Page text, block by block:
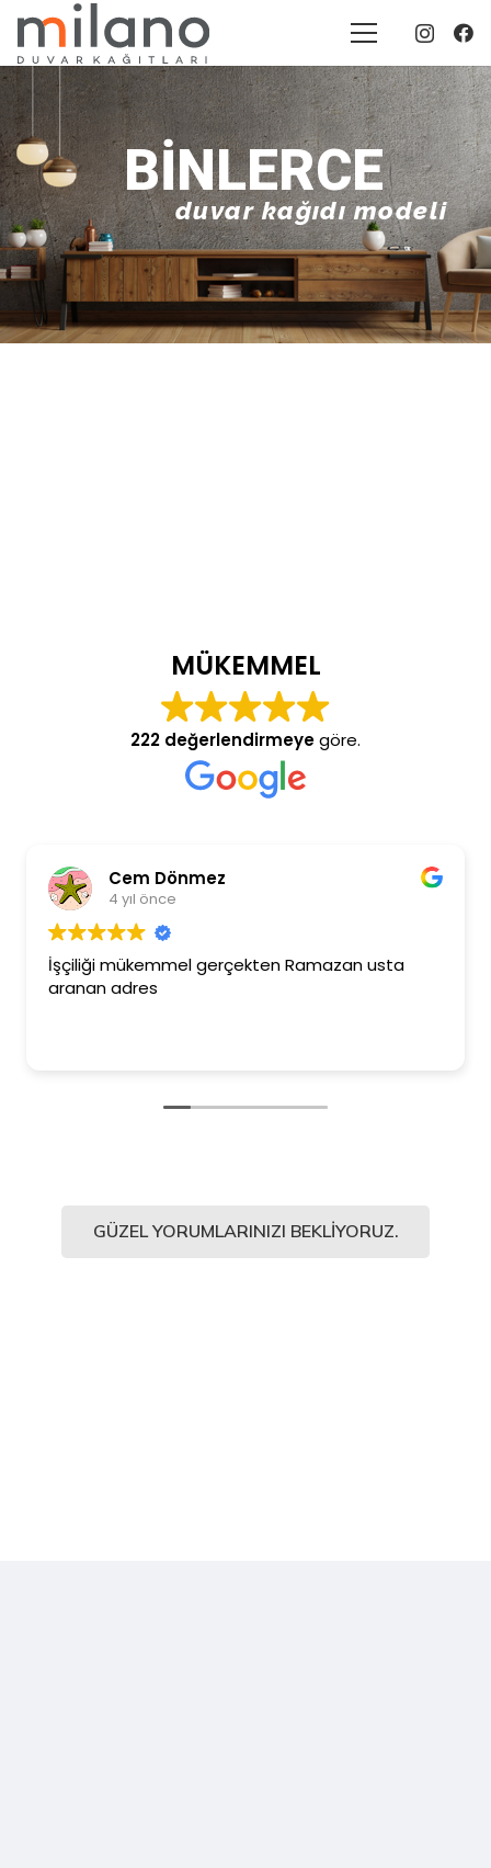
BINLERCE
duvar kağıdı modeli
MÜKEMMEL
222 değerlendirmeyegöre.
Cem Dönmez
4 yıl önce
İşçiliği mükemmel gerçekten Ramazan usta
aranan adres
GÜZEL YORUMLARINIZI BEKLIYORUZ.